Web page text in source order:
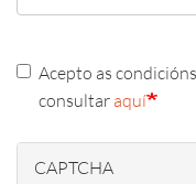
Acepto as
consultar aquí
CAPTCHA